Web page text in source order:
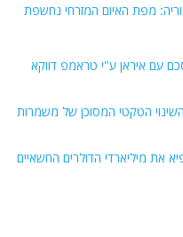
מפת האיום המזרחי נחשפת
עם איראן ע"י טראמפ דווקא
הטקטי המסוכן של משמרות
את מיליארדי הדולרים החשאיים